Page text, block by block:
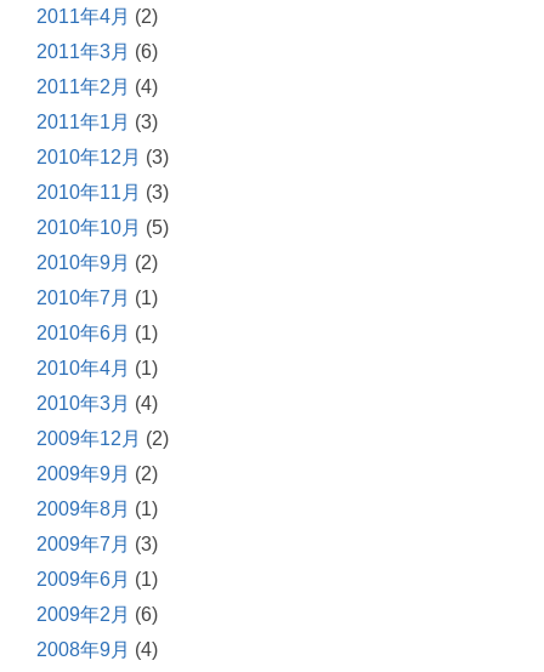
2011年4月 (2)
2011年3月 (6)
2011年2月 (4)
2011年1月 (3)
2010年12月 (3)
2010年11月 (3)
2010年10月 (5)
2010年9月 (2)
2010年7月 (1)
2010年6月 (1)
2010年4月 (1)
2010年3月 (4)
2009年12月 (2)
2009年9月 (2)
2009年8月 (1)
2009年7月 (3)
2009年6月 (1)
2009年2月 (6)
2008年9月 (4)